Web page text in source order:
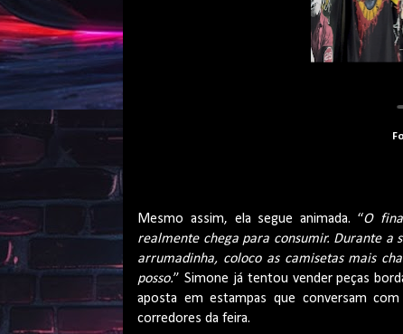
Mesmo assim, ela segue animada. “O
realmente chega para consumir. Durante a
arrumadinha, coloco as camisetas mais
posso.” Simone já tentou vender peças
aposta em estampas que conversam
corredores da feira.